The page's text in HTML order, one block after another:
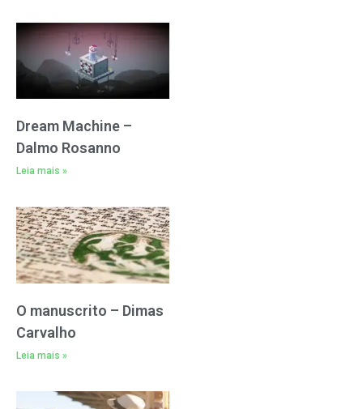
Dream Machine –
Dalmo Rosanno
Leia mais »
O manuscrito – Dimas
Carvalho
Leia mais »